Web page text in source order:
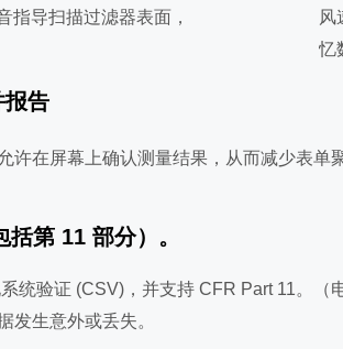
指导扫描过滤器表面，
报告
第 11 部分）。
许在屏幕上确认测量结果，从而减少表单
统验证 (CSV)，并支持 CFR Part 11。
发生意外或丢失。
风
忆